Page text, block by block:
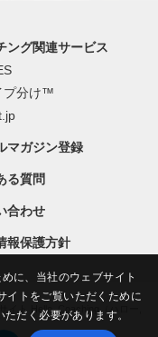
ング関連サービス
プ分け™
マガジン登録
る質問
合わせ
報保護方針
イト Hello, Coaching（ハロー,
に、当社のウェブサイト
イトをご覧いただくために
ただく必要があります。